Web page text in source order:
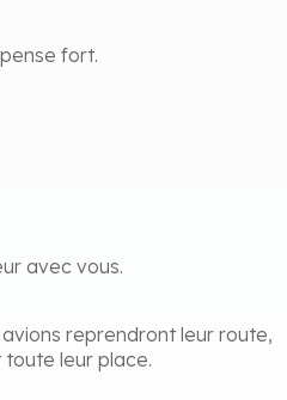
fort.
avec vous.
reprendront leur route,
leur place.